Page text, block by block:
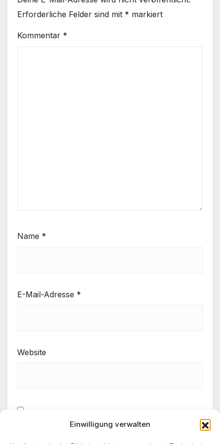
Einwilligung verwalten
Erforderliche Felder sind mit * markiert
Kommentar *
Name *
E-Mail-Adresse *
Website
Meinen Namen, meine E-Mail-Adresse und meine